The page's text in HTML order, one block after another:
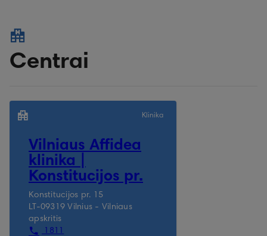
Centrai
Klinika
Vilniaus Affidea
klinika |
Konstitucijos pr.
Konstitucijos pr. 15
LT-09319 Vilnius - Vilniaus
apskritis
1811